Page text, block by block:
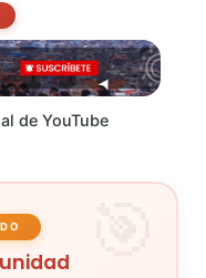
de YouTube